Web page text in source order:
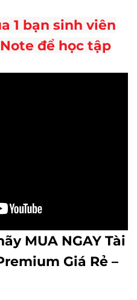
1 bạn sinh viên
để học tập
MUA NGAY Tài
Giá Rẻ –